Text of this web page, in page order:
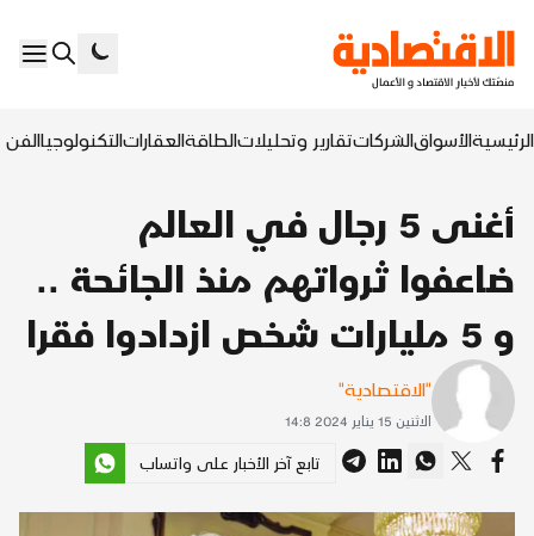
الرئيسيةالأسواقالشركاتتقارير وتحليلاتالطاقةالعقاراتالتكنولوجياالفن
أغنى 5 رجال في العالم
ضاعفوا ثرواتهم منذ الجائحة ..
و 5 مليارات شخص ازدادوا فقرا
"الاقتصادية"
الاثنين 15 يناير 2024 14:8
تابع آخر الأخبار على واتساب